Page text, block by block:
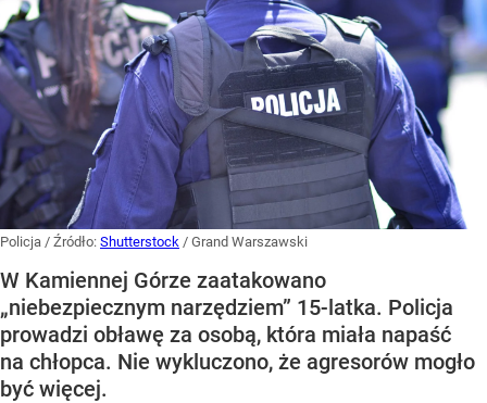
Policja / Źródło: Shutterstock / Grand Warszawski
W Kamiennej Górze zaatakowano
„niebezpiecznym narzędziem” 15-latka. Policja
prowadzi obławę za osobą, która miała napaść
na chłopca. Nie wykluczono, że agresorów mogło
być więcej.